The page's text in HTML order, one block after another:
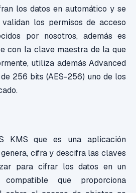
los datos en automático y se
los permisos de acceso
por nosotros, además es
con la clave maestra de la que
utiliza además Advanced
256 bits (AES-256) uno de los
KMS que es una aplicación
cifra y descifra las claves
para cifrar los datos en un
que proporciona